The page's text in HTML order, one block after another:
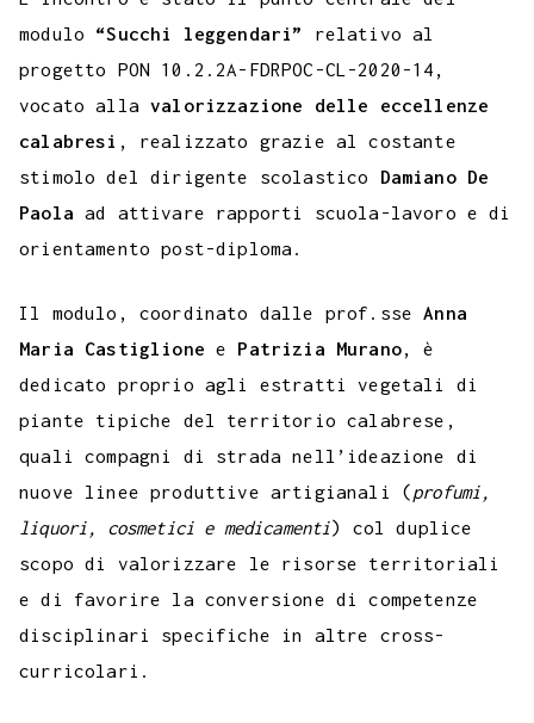
modulo “Succhi leggendari”
relativo al
progetto PON 10.2.2A-FDRPOC-CL-2020-14,
vocato allavalorizzazione delle eccellenze
calabresi , realizzato grazie al costante
stimolo del dirigente scolastico Damiano De
Paola ad attivare rapporti scuola-lavoro e di
orientamento post-diploma.
Il modulo, coordinato dalle prof.sseAnna
Maria Castiglione e Patrizia Murano, è
dedicato proprio agli estratti vegetali di
piante tipiche del territorio calabrese,
quali compagni di strada nell’ideazione di
nuove linee produttive artigianali (profumi,
liquori, cosmetici e medicamenti) col duplice
scopo di valorizzare le risorse territoriali
e di favorire la conversione di competenze
disciplinari specifiche in altre cross-
curricolari.